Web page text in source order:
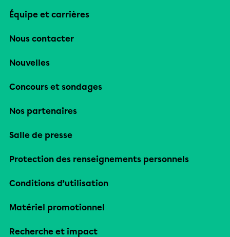
Équipe et carrières
Nous contacter
Nouvelles
Concours et sondages
Nos partenaires
Salle de presse
Protection des renseignements personnels
Conditions d’utilisation
Matériel promotionnel
Recherche et impact